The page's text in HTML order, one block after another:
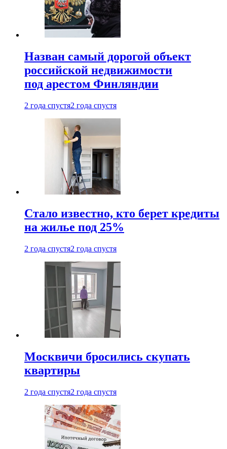
Назван самый дорогой объект
российской недвижимости
под арестом Финляндии
2 года спустя2 года спустя
Стало известно, кто берет кредиты
на жилье под 25%
2 года спустя2 года спустя
Москвичи бросились скупать
квартиры
2 года спустя2 года спустя